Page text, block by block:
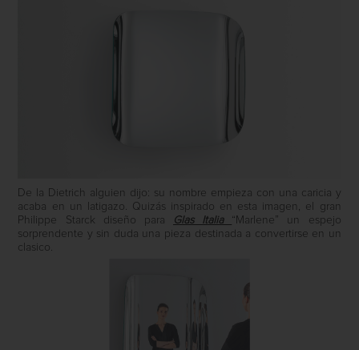
De la Dietrich alguien dijo: su nombre empieza con una caricia y
acaba en un latigazo. Quizás inspirado en esta imagen, el gran
Philippe Starck diseño para
Glas Italia “Marlene” un espejo
sorprendente y sin duda una pieza destinada a convertirse en un
clasico.